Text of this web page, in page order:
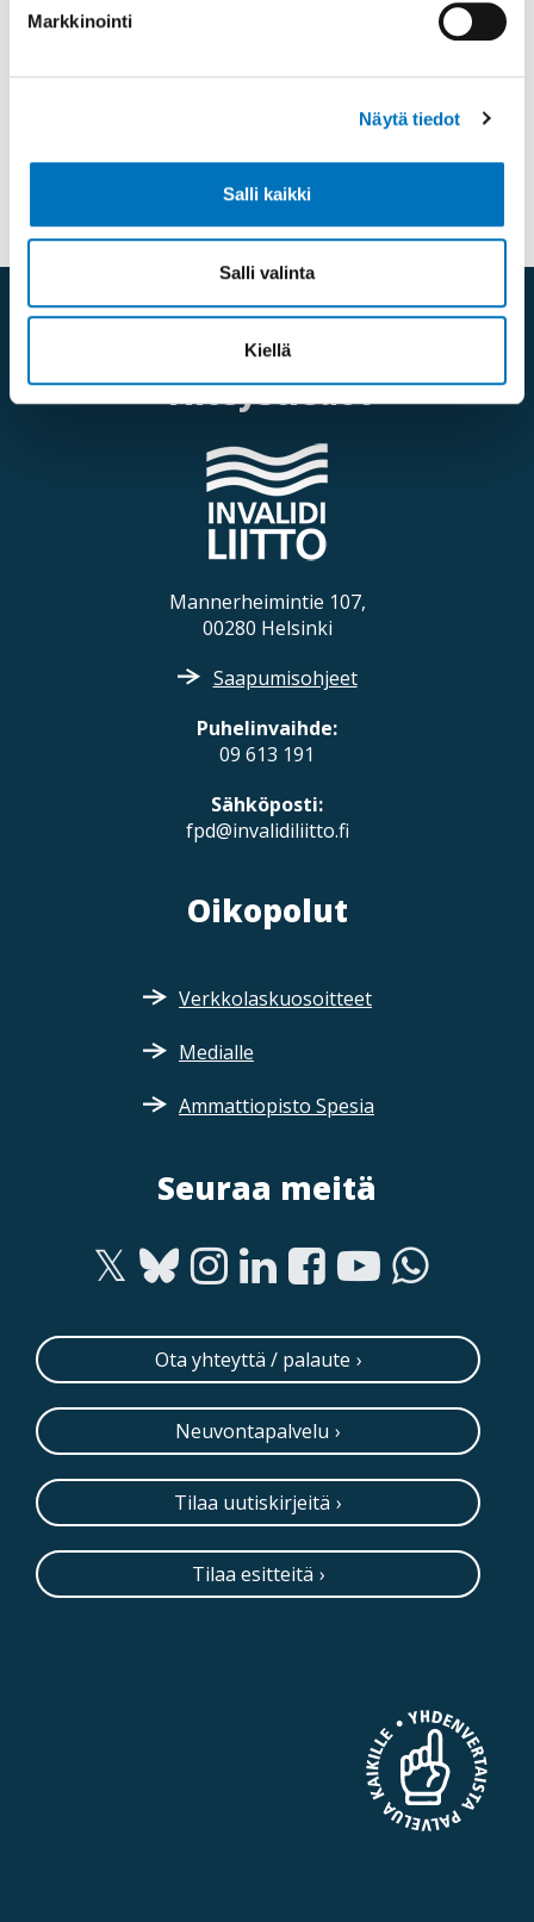
Markkinointi
Näytä tiedot
Salli kaikki
Salli valinta
Kiellä
tiina.ihalainen@invalidiliitto.fi
Yhteystiedot
Mannerheimintie 107,
00280 Helsinki
Saapumisohjeet
Puhelinvaihde:
09 613 191
Sähköposti:
fpd@invalidiliitto.fi
Oikopolut
Verkkolaskuosoitteet
Medialle
Ammattiopisto Spesia
Seuraa meitä
Ota yhteyttä / palaute
Neuvontapalvelu
Tilaa uutiskirjeitä
Tilaa esitteitä